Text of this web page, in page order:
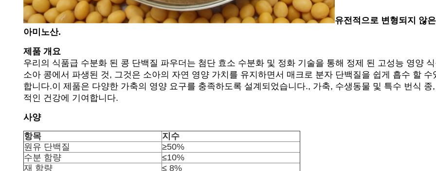
유전적으로 변형되지 않
아미노산.
제품 개요
우리의 식품급 수분화 된 콩 단백질 파우더는 첨단 효소 수분화 및 정화 기술을 통해 정제 된 고성능 영양
소아 콩에서 파생된 것, 그것은 소아의 자연 영양 가치를 유지하면서 매크로 분자 단백질을 쉽게 흡수 할
합니다.이 제품은 다양한 가축의 영양 요구를 충족하도록 설계되었습니다., 가축, 수생동물 및 특수 번식
적인 건강에 기여합니다.
사양
항목
지수
원유 단백질
≥50%
수분 함량
≤10%
재 함량
≤ 8%